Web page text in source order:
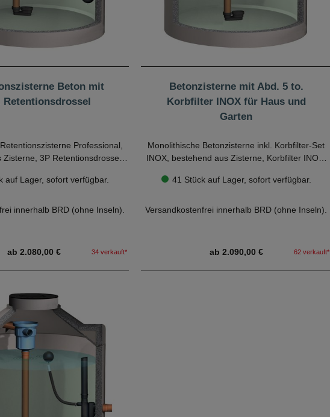
Beton mit
Retentionsdrossel
Professional,
3P Retentionsdrossel,
bis 5 Tonnen.
in unsererCheckliste.
Retentionsdrossel mit
auf Lager, sofort verfügbar.
innerhalb BRD (ohne Inseln).
ab 2.080,00 € 34 verkauft*
Betonzisterne mit Abd. 5 to.
Korbfilter INOX für Haus und
Garten
Monolithische Betonzisterne inkl. Korbfilter-Set
INOX, bestehend aus Zisterne, Korbfilter INOX,
Betonabdeckung Kl. A bis 5 Tonnen.
Hinweise in unsererCheckliste.
Plug & Play - Korbfilter mit Edelstahlkorb,
41 Stück auf Lager, sofort verfügbar.
Versandkostenfrei innerhalb BRD (ohne Inseln).
ab 2.090,00 € 62 verkauft*